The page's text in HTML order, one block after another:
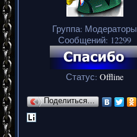
Группа: Модераторы
Сообщений: 12299
Статус: Offline
Поделиться…